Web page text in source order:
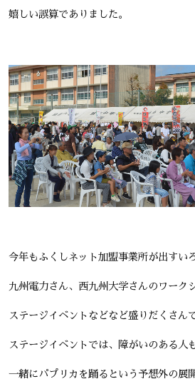
嬉しい誤算でありました。
今年もふくしネット加盟事業所が出すい
九州電力さん、西九州大学さんのワーク
ステージイベントなどなど盛りだくさん
ステージイベントでは、障がいのある人
一緒にパプリカを踊るという予想外の展